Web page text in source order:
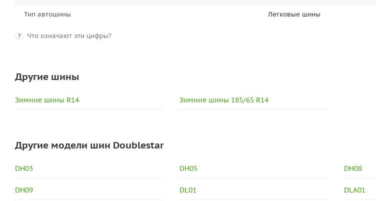
Тип автошины Легковые шины
? Что означают эти цифры?
Другие шины
Зимние шины R14 Зимние шины 185/65 R14
Другие модели шин Doublestar
DH03 DH05 DH08
DH09 DL01 DLA01